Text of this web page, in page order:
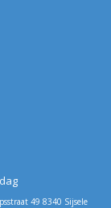
49 8340 Sijsele